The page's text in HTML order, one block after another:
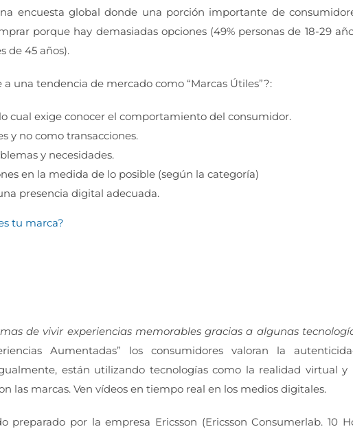
encuesta global donde una porción importante de
porque hay demasiadas opciones (49% personas de 18-29
de 45 años).
una tendencia de mercado como “Marcas Útiles”?:
cual exige conocer el comportamiento del consumidor.
y no como transacciones.
y necesidades.
en la medida de lo posible (según la categoría)
presencia digital adecuada.
tu marca?
de vivir experiencias memorables gracias a algunas
Aumentadas” los consumidores valoran la
están utilizando tecnologías como la realidad virtual y
las marcas. Ven vídeos en tiempo real en los medios digitales.
preparado por la empresa Ericsson (Ericsson Consumerlab. 10